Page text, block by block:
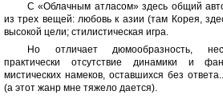
С «Облачным атласом» здесь общий
из трех вещей: любовь к азии (там Корея,
высокой цели; стилистическая игра.
Но отличает дюмообразность,
практически отсутствие динамики и
мистических намеков, оставшихся без
(а этот жанр мне тяжело дается).